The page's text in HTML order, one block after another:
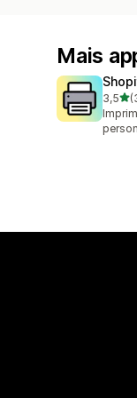
Mais
3,5de
355